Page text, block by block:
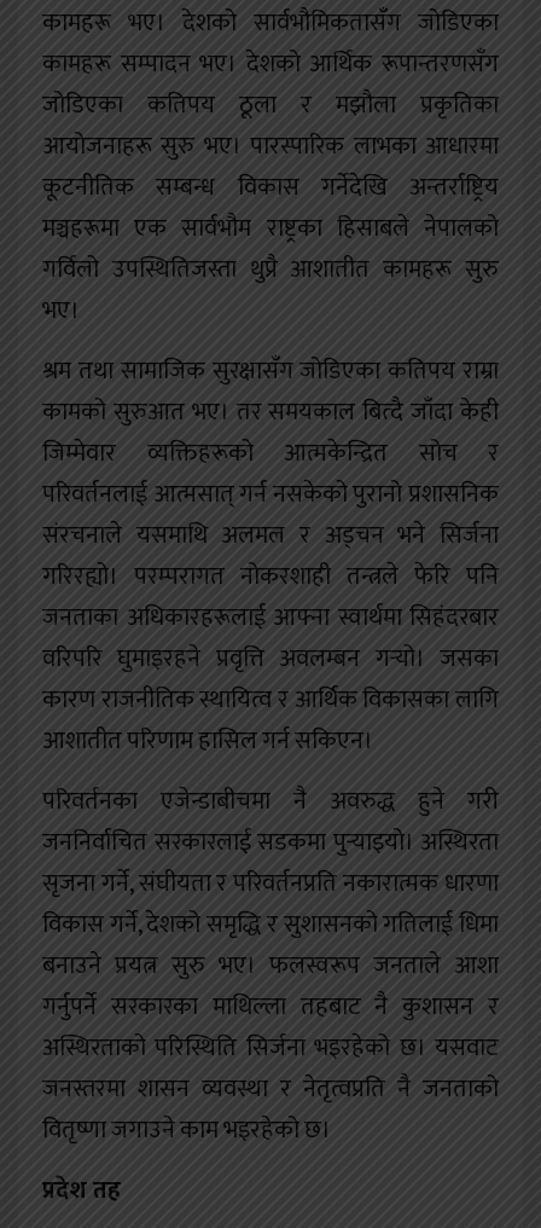
कामहरू भए। देशको सार्वभौमिकतासँग जोडिएका
कामहरू सम्पादन भए। देशको आर्थिक रूपान्तरणसँग
जोडिएका कतिपय ठूला र मझौला प्रकृतिका
आयोजनाहरू सुरु भए। पारस्पारिक लाभका आधारमा
कूटनीतिक सम्बन्ध विकास गर्नेदेखि अन्तर्राष्ट्रिय
मञ्चहरूमा एक सार्वभौम राष्ट्रका हिसाबले नेपालको
गर्विलो उपस्थितिजस्ता थुप्रै आशातीत कामहरू सुरु
भए।
श्रम तथा सामाजिक सुरक्षासँग जोडिएका कतिपय राम्रा
कामको सुरुआत भए। तर समयकाल बित्दै जाँदा केही
जिम्मेवार व्यक्तिहरूको आत्मकेन्द्रित सोच र
परिवर्तनलाई आत्मसात् गर्न नसकेको पुरानो प्रशासनिक
संरचनाले यसमाथि अलमल र अड्चन भने सिर्जना
गरिरह्यो। परम्परागत नोकरशाही तन्त्रले फेरि पनि
जनताका अधिकारहरूलाई आफ्ना स्वार्थमा सिहंदरबार
वरिपरि घुमाइरहने प्रवृत्ति अवलम्बन गर्‍यो। जसका
कारण राजनीतिक स्थायित्व र आर्थिक विकासका लागि
आशातीत परिणाम हासिल गर्न सकिएन।
परिवर्तनका एजेन्डाबीचमा नै अवरुद्ध हुने गरी
जननिर्वाचित सरकारलाई सडकमा पुर्‍याइयो। अस्थिरता
सृजना गर्ने, संघीयता र परिवर्तनप्रति नकारात्मक धारणा
विकास गर्ने, देशको समृद्धि र सुशासनको गतिलाई धिमा
बनाउने प्रयत्न सुरु भए। फलस्वरूप जनताले आशा
गर्नुपर्ने सरकारका माथिल्ला तहबाट नै कुशासन र
अस्थिरताको परिस्थिति सिर्जना भइरहेको छ। यसवाट
जनस्तरमा शासन व्यवस्था र नेतृत्वप्रति नै जनताको
वितृष्णा जगाउने काम भइरहेको छ।
प्रदेश तह